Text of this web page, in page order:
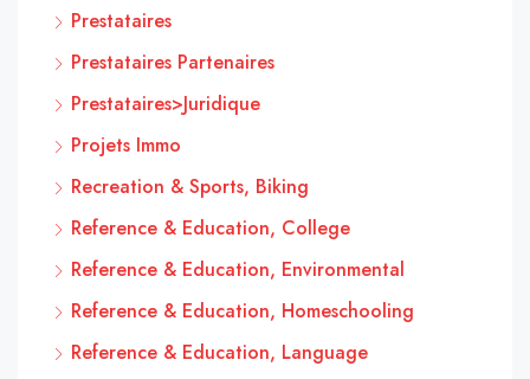
Prestataires
Prestataires Partenaires
Prestataires>Juridique
Projets Immo
Recreation & Sports, Biking
Reference & Education, College
Reference & Education, Environmental
Reference & Education, Homeschooling
Reference & Education, Language